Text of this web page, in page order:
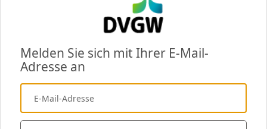
Melden Sie sich mit Ihrer E-Mail-
Adresse an